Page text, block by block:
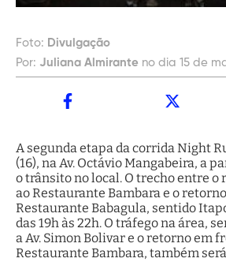
Foto: Divulgação
Por: Juliana Almirante no dia 15 de
A segunda etapa da corrida Night
(16), na Av. Octávio Mangabeira, a
o trânsito no local. O trecho entre
ao Restaurante Bambara e o
Restaurante Babagula, sentido
das 19h às 22h. O tráfego na área,
a Av. Simon Bolivar e o retorno em
Restaurante Bambara, também